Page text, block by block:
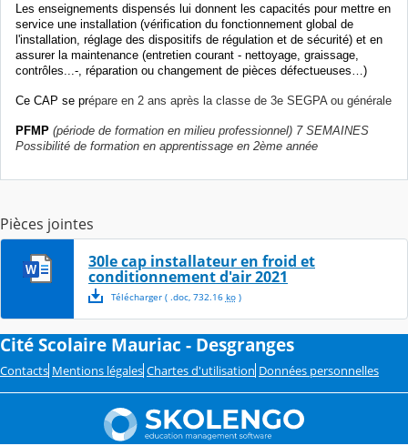
Les enseignements dispensés lui donnent les capacités pour mettre en
service une installation (vérification du fonctionnement global de
l'installation, réglage des dispositifs de régulation et de sécurité) et en
assurer la maintenance (entretien courant - nettoyage, graissage,
contrôles...-, réparation ou changement de pièces défectueuses…)
Ce CAP se prépare en 2 ans après la classe de 3e SEGPA ou générale
PFMP (période de formation en milieu professionnel) 7 SEMAINES
Possibilité de formation en apprentissage en 2ème année
Pièces jointes
30le cap installateur en froid et
conditionnement d'air 2021
Télécharger( .doc, 732.16 ko)
Cité Scolaire Mauriac - Desgranges
Contacts Mentions légales Chartes d'utilisation Données personnelles